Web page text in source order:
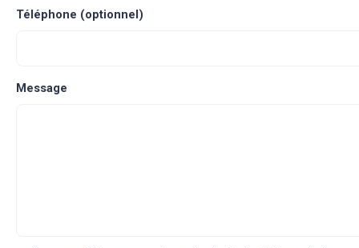
Téléphone (optionnel)
Message